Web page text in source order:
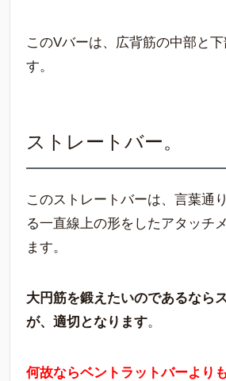
このVバーは、広背筋の中部と
す。
ストレートバー。
このストレートバーは、言葉通
る一直線上の形をしたアタッチ
ます。
大円筋を鍛えたいのであるなら
が、適切となります。
何故ならベントラットバーより